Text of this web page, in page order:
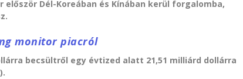
először Dél-Koreában és Kínában kerül forgalomba,
monitor piacról
becsültről egy évtized alatt 21,51 milliárd dollárra